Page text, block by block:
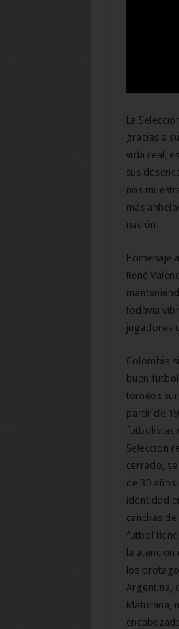
La
gracias a
vida real,
sus
nos
más
nación.
Homenaje
René
todavía
jugadores
Colombia
buen
torneos
partir de
futbolistas
Seleccion
cerrado,
de 30
identidad
canchas
futbol
la atencion
los
Argentina,
Maturana,